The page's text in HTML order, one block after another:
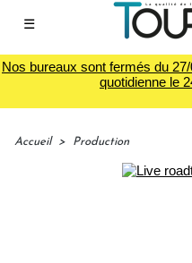
☰
Nos bureaux sont fermés du
quotidienne le
Accueil > Production